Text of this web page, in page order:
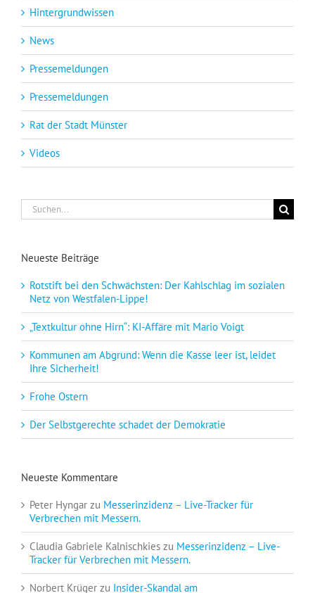
Hintergrundwissen
News
Pressemeldungen
Pressemeldungen
Rat der Stadt Münster
Videos
Suche
nach:
Neueste Beiträge
Rotstift bei den Schwächsten: Der Kahlschlag im sozialen
Netz von Westfalen-Lippe!
„Textkultur ohne Hirn“: KI-Affäre mit Mario Voigt
Kommunen am Abgrund: Wenn die Kasse leer ist, leidet
Ihre Sicherheit!
Frohe Ostern
Der Selbstgerechte schadet der Demokratie
Neueste Kommentare
Peter Hyngar zu Messerinzidenz – Live-Tracker für
Verbrechen mit Messern.
Claudia Gabriele Kalnischkies zu Messerinzidenz – Live-
Tracker für Verbrechen mit Messern.
Norbert Krüger zu Insider-Skandal am